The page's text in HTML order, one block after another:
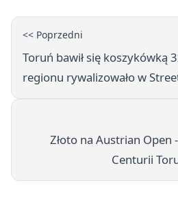
<< Poprzedni
Toruń bawił się koszykówką
regionu rywalizowało w
Złoto na Austrian Open
Centurii